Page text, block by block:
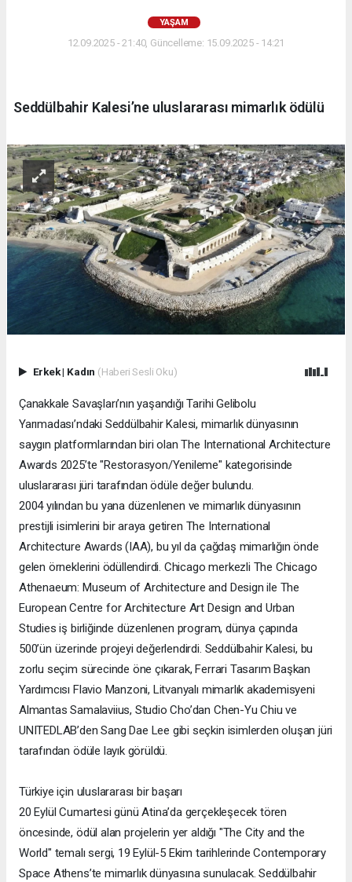
YAŞAM
12.09.2025 - 21:40, Güncelleme: 15.09.2025 - 14:21
Seddülbahir Kalesi’ne uluslararası mimarlık ödülü
Erkek| Kadın (Haberi Sesli Oku)
Çanakkale Savaşları’nın yaşandığı Tarihi Gelibolu
Yarımadası’ndaki Seddülbahir Kalesi, mimarlık dünyasının
saygın platformlarından biri olan The International Architecture
Awards 2025’te "Restorasyon/Yenileme" kategorisinde
uluslararası jüri tarafından ödüle değer bulundu.
2004 yılından bu yana düzenlenen ve mimarlık dünyasının
prestijli isimlerini bir araya getiren The International
Architecture Awards (IAA), bu yıl da çağdaş mimarlığın önde
gelen örneklerini ödüllendirdi. Chicago merkezli The Chicago
Athenaeum: Museum of Architecture and Design ile The
European Centre for Architecture Art Design and Urban
Studies iş birliğinde düzenlenen program, dünya çapında
500’ün üzerinde projeyi değerlendirdi. Seddülbahir Kalesi, bu
zorlu seçim sürecinde öne çıkarak, Ferrari Tasarım Başkan
Yardımcısı Flavio Manzoni, Litvanyalı mimarlık akademisyeni
Almantas Samalaviius, Studio Cho’dan Chen-Yu Chiu ve
UNITEDLAB’den Sang Dae Lee gibi seçkin isimlerden oluşan jüri
tarafından ödüle layık görüldü.
Türkiye için uluslararası bir başarı
20 Eylül Cumartesi günü Atina’da gerçekleşecek tören
öncesinde, ödül alan projelerin yer aldığı "The City and the
World" temalı sergi, 19 Eylül-5 Ekim tarihlerinde Contemporary
Space Athens’te mimarlık dünyasına sunulacak. Seddülbahir